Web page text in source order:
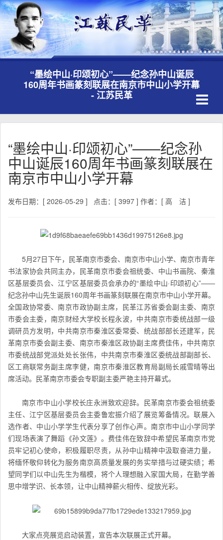
“墨绘中山·印颂初心”——纪念孙中山诞辰
160周年书画篆刻联展在南京市中山小学开幕
- 江苏民革
Toggle
“墨绘中山·印颂初心”——纪念孙
中山诞辰160周年书画篆刻联展在
南京市中山小学开幕
发布日期：[ 2026-05-29 ] 点击：[ 3997 ] 作者：[ 高 洁 ]
5月27日下午，民革南京市委会、南京市中山小学、南京市青年
书法家协会共同主办，民革南京市委会祖统委、中山书画院、秦淮
区基层委员会、江宁区基层委员会承办的“墨绘中山·印颂初心”——
纪念孙中山先生诞辰160周年书画篆刻联展在南京市中山小学开幕。
全国政协常委、南京市政协副主席，民革江苏省委会副主委、南京
市委会主委，南京财经大学校长程永波，中共南京市委统战部一级
调研员方发明，中共南京市秦淮区委常委、统战部部长还建军，民
革南京市委会副主委、南京市秦淮区政协副主席费佳伟，中共南京
市委统战部党派处处长张伟，中共南京市秦淮区委统战部副部长、
区工商联常务副主席李健，南京市秦淮区教育局副局长戚雪晴等出
席活动。民革南京市委会专职副主委严艳主持开幕式。
南京市中山小学校长庄永洲致欢迎辞。 民革南京市委会祖统委
主任、江宁区基层委员会主委鲁宏振介绍了展览筹备情况。联展入
选作者、中山小学学生代表分享了创作心声。南京市中山小学同学
们现场表演了舞蹈《孙文莲》。 费佳伟在致辞中希望民革南京市党
员牢记初心使命，积极履职尽责，从孙中山精神中汲取奋进力量，
将缅怀敬仰转化为服务南京高质量发展的务实举措与过硬实绩；希
望同学们以中山先生为楷模，将个人理想融入家国大局，在勤学善
思中增学识、长本领，让中山精神薪火相传、绽放光彩。
大家点亮展览启动装置，宣告本次联展正式开幕。